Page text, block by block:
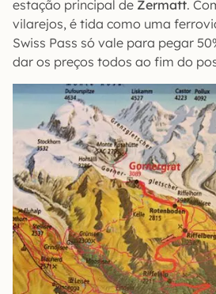
estação principal de Zermatt.
vilarejos, é tida como uma
Swiss Pass só vale para pegar
dar os preços todos ao fim do